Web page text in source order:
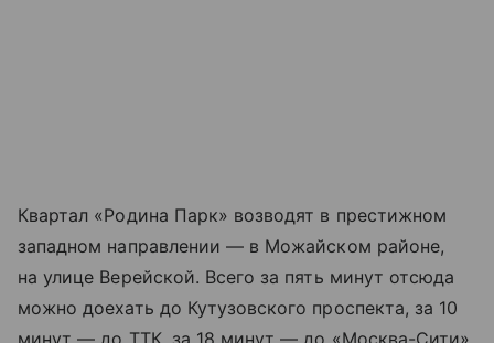
Квартал «Родина Парк» возводят в престижном
западном направлении — в Можайском районе,
на улице Верейской. Всего за пять минут отсюда
можно доехать до Кутузовского проспекта, за 10